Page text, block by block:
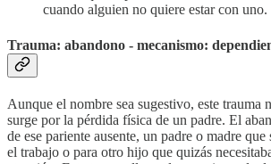
cuando alguien no quiere estar con uno.
Trauma: abandono - mecanismo:
Aunque el nombre sea sugestivo, este trauma
surge por la pérdida física de un padre. El
de ese pariente ausente, un padre o madre
el trabajo o para otro hijo que quizás